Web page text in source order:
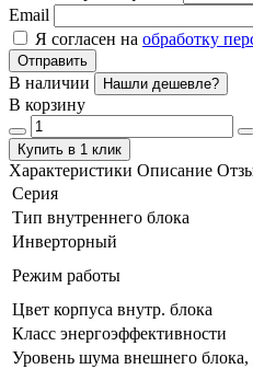
Email
Я согласен на обработку
Отправить
В наличии Нашли дешевле?
В корзину
Купить в 1 клик
Характеристики Описание
Серия
Тип внутреннего блока
Инверторный
Режим работы
Цвет корпуса внутр. блока
Класс энергоэффективности
Уровень шума внешнего